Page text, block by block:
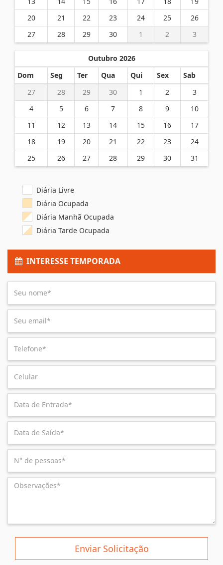
20
21 22 23 24 25
26
27
28 29 30 1 2 3
Outubro 2026
Dom
Seg Ter Qua Qui Sex
Sab
27
28 29 30 1 2
3
4
5 6 7 8 9
10
11
12 13 14 15 16
17
18
19 20 21 22 23
24
25
26 27 28 29 30 31
Diária Livre
Diária Ocupada
Diária Manhã Ocupada
Diária Tarde Ocupada
INTERESSE TEMPORADA